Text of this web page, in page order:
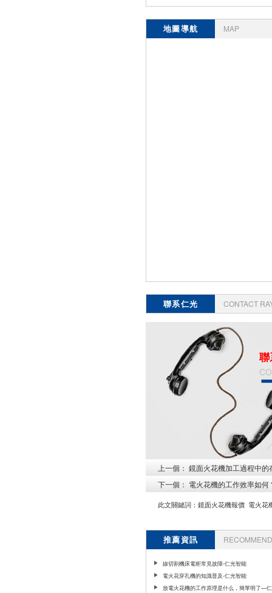
地圖導航 MAP
聯系仁光 CONTACT
上一個： 鏡面火花機加工過程中
下一個： 電火花機的工作效率如何
此文關鍵詞： 鏡面火花機報價 電火花
推薦資訊
線切割機床電柜常見故障-仁光智能
電火花穿孔機的知識普及-仁光智能
放電火花機的工作原理是什么，簡單明了—